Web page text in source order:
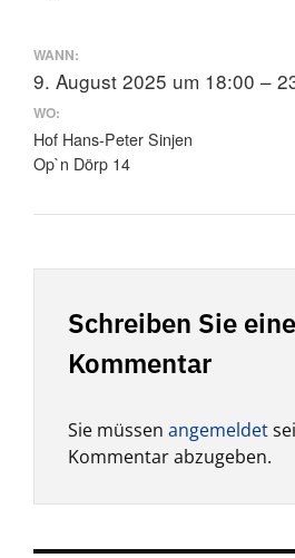
WANN:
9. August 2025 um 18:00 –
WO:
Hof Hans-Peter Sinjen
Op`n Dörp 14
Schreiben Sie
Kommentar
Sie müssen angemeldet
Kommentar abzugeben.